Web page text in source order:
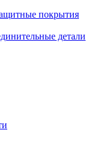
покрытия
детали